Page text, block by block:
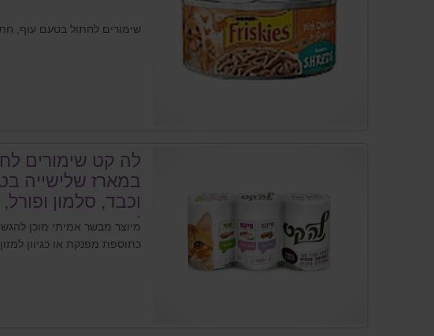
שימורים לחתול בטעם עוף,
לה קט שימורים
במארז שלישייה
cat
מיוצר מבשר אמיתי מוכן
כתוספת מפנקת או כגיוון